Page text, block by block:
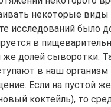
некоторые виды
исследований было
в
долей сыворотки.
в наш
Если на пустой
коктейль), то